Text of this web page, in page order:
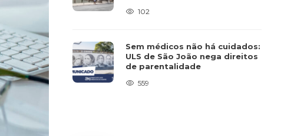
102
Sem médicos não há cuidados:
ULS de São João nega direitos
de parentalidade
559